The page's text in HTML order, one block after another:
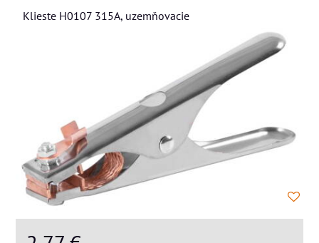
Klieste H0107 315A, uzemňovacie